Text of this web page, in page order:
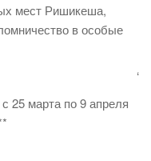
мест Ришикеша,
в особые
‘